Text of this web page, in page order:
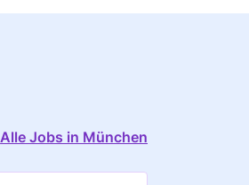
Alle Jobs in München